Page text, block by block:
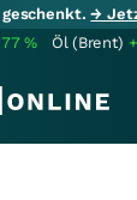
geschenkt.→
% Öl (Brent)